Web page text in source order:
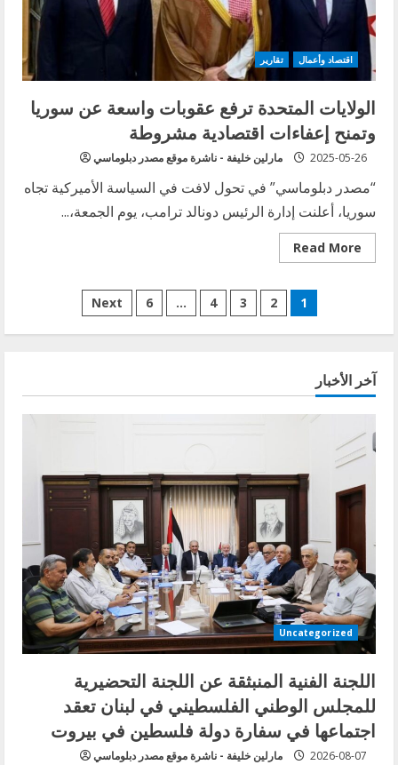
مقابل
الجميل
اقتصاد وأعمال تقارير
الولايات المتحدة ترفع عقوبات واسعة عن سوريا
وتمنح إعفاءات اقتصادية مشروطة
مارلين خليفة - ناشرة موقع مصدر دبلوماسي 2025-05-26
“مصدر دبلوماسي” في تحول لافت في السياسة الأميركية تجاه
سوريا، أعلنت إدارة الرئيس دونالد ترامب، يوم الجمعة،...
Read More
Read
more
المتحدة
ترفع
عقوبات
واسعة
اقتصادية
Posts
pagination
1
2
3
4
…
6
Next
آخر الأخبار
Uncategorized
اللجنة الفنية المنبثقة عن اللجنة التحضيرية
للمجلس الوطني الفلسطيني في لبنان تعقد
اجتماعها في سفارة دولة فلسطين في بيروت
مارلين خليفة - ناشرة موقع مصدر دبلوماسي 2026-08-07